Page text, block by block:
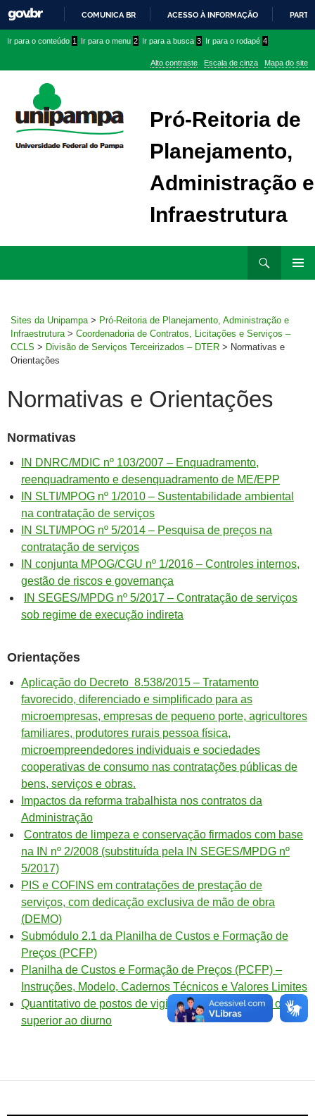
PARA
CONTEÚDO
COMUNICA BR ACESSO À INFORMAÇÃO
conteúdo
menu
superior
menu
Ir para o conteúdo 1 Ir para o menu 2 Ir para a busca 3 Ir para o rodapé 4
Alto contraste Escala de cinza Mapa do site
Pró-Reitoria de
Planejamento,
Administração e
Infraestrutura
Sites da Unipampa > Pró-Reitoria de Planejamento, Administração e
Infraestrutura > Coordenadoria de Contratos, Licitações e Serviços –
CCLS > Divisão de Serviços Terceirizados – DTER > Normativas e
Orientações
Normativas e Orientações
Normativas
IN DNRC/MDIC nº 103/2007 – Enquadramento,
reenquadramento e desenquadramento de ME/EPP
IN SLTI/MPOG nº 1/2010 – Sustentabilidade ambiental
na contratação de serviços
IN SLTI/MPOG nº 5/2014 – Pesquisa de preços na
contratação de serviços
IN conjunta MPOG/CGU nº 1/2016 – Controles internos,
gestão de riscos e governança
IN SEGES/MPDG nº 5/2017 – Contratação de serviços
sob regime de execução indireta
Orientações
Aplicação do Decreto 8.538/2015 – Tratamento
favorecido, diferenciado e simplificado para as
microempresas, empresas de pequeno porte, agricultores
familiares, produtores rurais pessoa física,
microempreendedores individuais e sociedades
cooperativas de consumo nas contratações públicas de
bens, serviços e obras.
Impactos da reforma trabalhista nos contratos da
Administração
Contratos de limpeza e conservação firmados com base
na IN nº 2/2008 (substituída pela IN SEGES/MPDG nº
5/2017)
PIS e COFINS em contratações de prestação de
serviços, com dedicação exclusiva de mão de obra
(DEMO)
Submódulo 2.1 da Planilha de Custos e Formação de
Preços (PCFP)
Planilha de Custos e Formação de Preços (PCFP) –
Instruções, Modelo, Cadernos Técnicos e Valores Limites
Quantitativo de postos de vigilância noturnos igual ou
superior ao diurno